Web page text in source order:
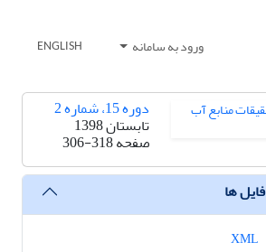
ورود به سامانه ENGLISH
دوره 15، شماره 2
تابستان 1398
صفحه306-318
فایل ها